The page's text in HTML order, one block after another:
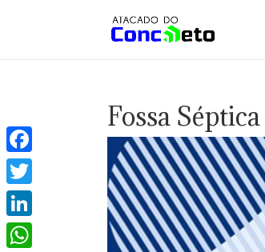
Fossa
Facebook
Twitter
LinkedIn